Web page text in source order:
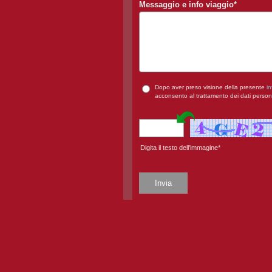
Messaggio e info viaggio*
Dopo aver preso visione della presente
acconsento al trattamento dei dati
Digita il testo dell'immagine*